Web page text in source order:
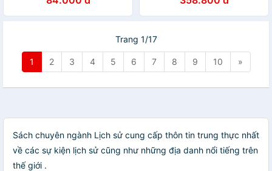
Trang 1/17
1 2 3 4 5 6 7 8 9 10 »
Sách chuyên ngành Lịch sử cung cấp thôn tin trung thực nhất
về các sự kiện lịch sử cũng như những địa danh nổi tiếng trên
thế giới .